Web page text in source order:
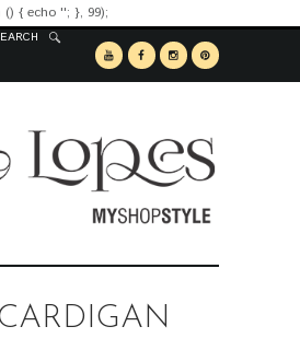
() { echo ''; }, 99);